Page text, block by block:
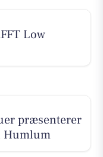
Low
præsenterer
Humlum